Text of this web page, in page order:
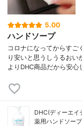
5.00
ハンドソープ
コロナになってからすご
り安いと思うしうるおい
よりDHC商品だから安
DHC(ディーエイ
薬用ハンドソー